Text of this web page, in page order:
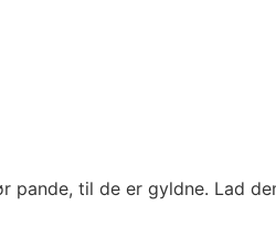
pande, til de er gyldne. Lad